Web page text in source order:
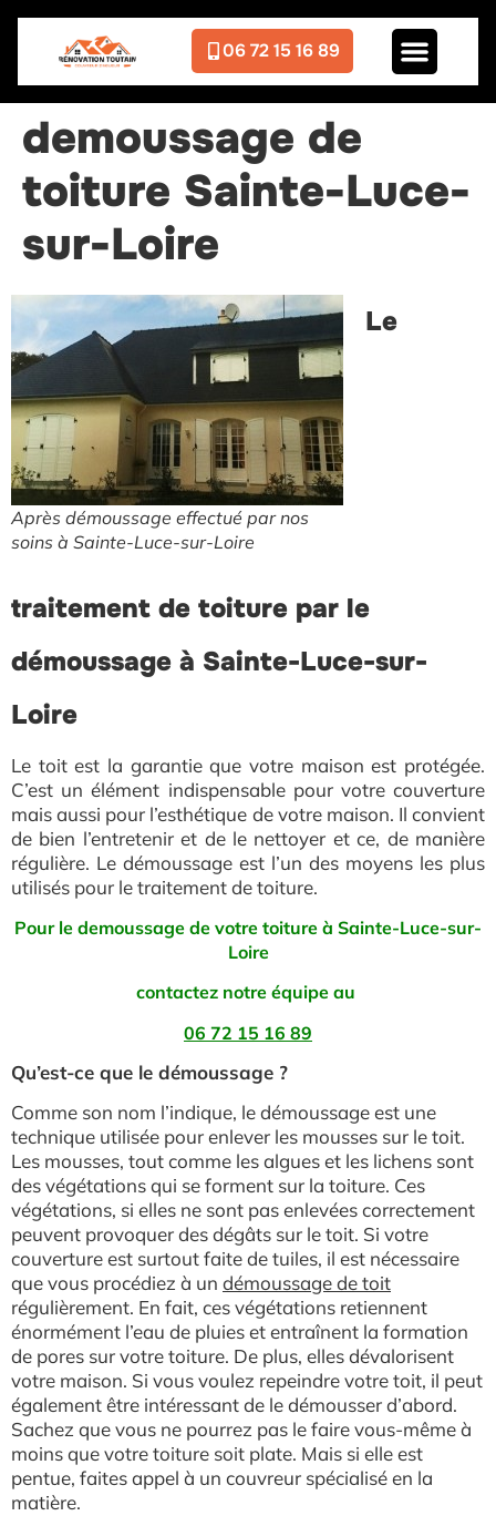
06 72 15 16 89
demoussage de
toiture Sainte-Luce-
sur-Loire
Après démoussage effectué par nos
soins à Sainte-Luce-sur-Loire
Le
traitement de toiture par le
démoussage à Sainte-Luce-sur-
Loire
Le toit est la garantie que votre maison est protégée.
C’est un élément indispensable pour votre couverture
mais aussi pour l’esthétique de votre maison. Il convient
de bien l’entretenir et de le nettoyer et ce, de manière
régulière. Le démoussage est l’un des moyens les plus
utilisés pour le traitement de toiture.
Pour le demoussage de votre toiture à Sainte-Luce-sur-
Loire
contactez notre équipe au
06 72 15 16 89
Qu’est-ce que le démoussage ?
Comme son nom l’indique, le démoussage est une
technique utilisée pour enlever les mousses sur le toit.
Les mousses, tout comme les algues et les lichens sont
des végétations qui se forment sur la toiture. Ces
végétations, si elles ne sont pas enlevées correctement
peuvent provoquer des dégâts sur le toit. Si votre
couverture est surtout faite de tuiles, il est nécessaire
que vous procédiez à un démoussage de toit
régulièrement. En fait, ces végétations retiennent
énormément l’eau de pluies et entraînent la formation
de pores sur votre toiture. De plus, elles dévalorisent
votre maison. Si vous voulez repeindre votre toit, il peut
également être intéressant de le démousser d’abord.
Sachez que vous ne pourrez pas le faire vous-même à
moins que votre toiture soit plate. Mais si elle est
pentue, faites appel à un couvreur spécialisé en la
matière.